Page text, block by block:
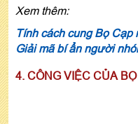
Xem thêm:
Tính cách cung Bọ Cạp
Giải mã bí ẩn người
4. CÔNG VIỆC CỦA